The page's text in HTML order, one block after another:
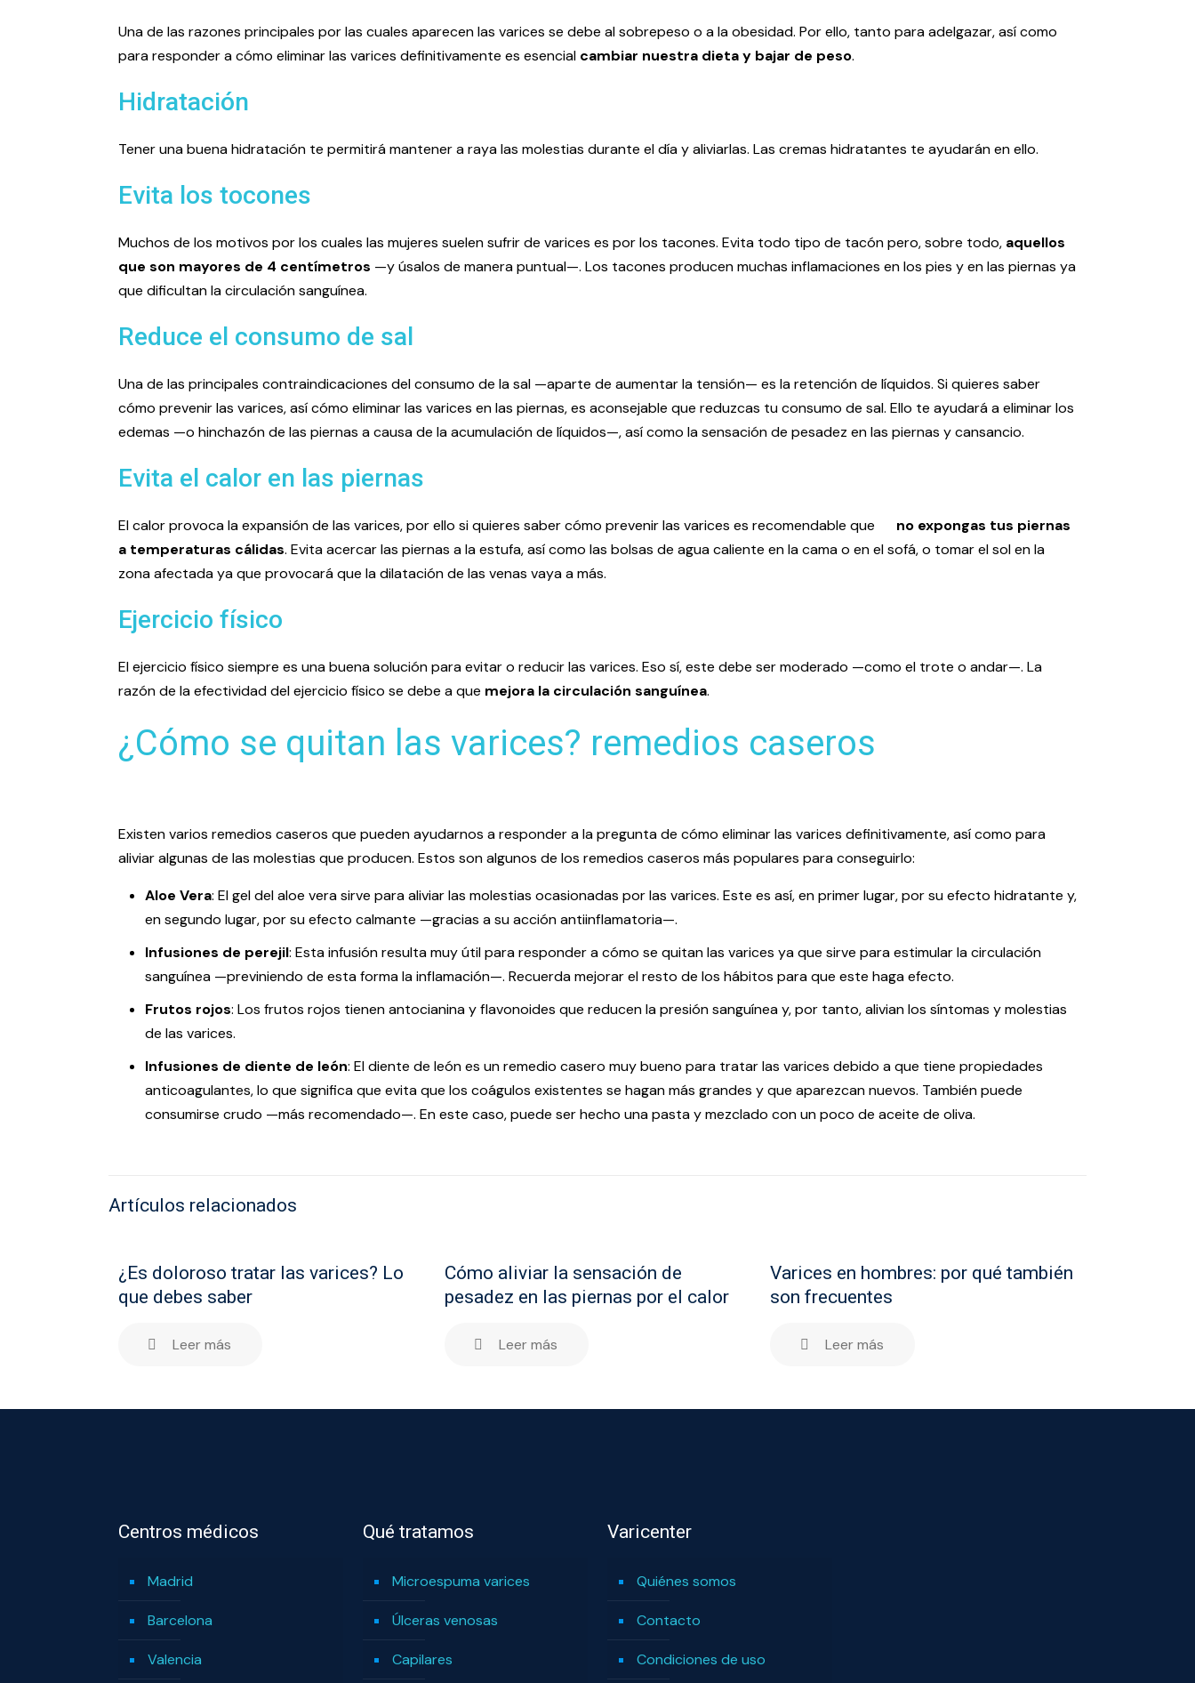
Una de las razones principales por las cuales aparecen las varices se debe al sobrepeso o a la obesidad. Por ello, tanto para adelgazar, así como
para responder a cómo eliminar las varices definitivamente es esencial cambiar nuestra dieta y bajar de peso.
Hidratación
Tener una buena hidratación te permitirá mantener a raya las molestias durante el día y aliviarlas. Las cremas hidratantes te ayudarán en ello.
Evita los tocones
Muchos de los motivos por los cuales las mujeres suelen sufrir de varices es por los tacones. Evita todo tipo de tacón pero, sobre todo, aquellos
que son mayores de 4 centímetros —y úsalos de manera puntual—. Los tacones producen muchas inflamaciones en los pies y en las piernas ya
que dificultan la circulación sanguínea.
Reduce el consumo de sal
Una de las principales contraindicaciones del consumo de la sal —aparte de aumentar la tensión— es la retención de líquidos. Si quieres saber
cómo prevenir las varices, así cómo eliminar las varices en las piernas, es aconsejable que reduzcas tu consumo de sal. Ello te ayudará a eliminar los
edemas —o hinchazón de las piernas a causa de la acumulación de líquidos—, así como la sensación de pesadez en las piernas y cansancio.
Evita el calor en las piernas
El calor provoca la expansión de las varices, por ello si quieres saber cómo prevenir las varices es recomendable que no expongas tus piernas
a temperaturas cálidas. Evita acercar las piernas a la estufa, así como las bolsas de agua caliente en la cama o en el sofá, o tomar el sol en la
zona afectada ya que provocará que la dilatación de las venas vaya a más.
Ejercicio físico
El ejercicio físico siempre es una buena solución para evitar o reducir las varices. Eso sí, este debe ser moderado —como el trote o andar—. La
razón de la efectividad del ejercicio físico se debe a que mejora la circulación sanguínea.
¿Cómo se quitan las varices? remedios caseros
Existen varios remedios caseros que pueden ayudarnos a responder a la pregunta de cómo eliminar las varices definitivamente, así como para
aliviar algunas de las molestias que producen. Estos son algunos de los remedios caseros más populares para conseguirlo:
Aloe Vera: El gel del aloe vera sirve para aliviar las molestias ocasionadas por las varices. Este es así, en primer lugar, por su efecto hidratante y,
en segundo lugar, por su efecto calmante —gracias a su acción antiinflamatoria—.
Infusiones de perejil: Esta infusión resulta muy útil para responder a cómo se quitan las varices ya que sirve para estimular la circulación
sanguínea —previniendo de esta forma la inflamación—. Recuerda mejorar el resto de los hábitos para que este haga efecto.
Frutos rojos: Los frutos rojos tienen antocianina y flavonoides que reducen la presión sanguínea y, por tanto, alivian los síntomas y molestias
de las varices.
Infusiones de diente de león: El diente de león es un remedio casero muy bueno para tratar las varices debido a que tiene propiedades
anticoagulantes, lo que significa que evita que los coágulos existentes se hagan más grandes y que aparezcan nuevos. También puede
consumirse crudo —más recomendado—. En este caso, puede ser hecho una pasta y mezclado con un poco de aceite de oliva.
Artículos relacionados
¿Es doloroso tratar las varices? Lo
que debes saber
Leer más
Cómo aliviar la sensación de
pesadez en las piernas por el calor
Leer más
Varices en hombres: por qué también
son frecuentes
Leer más
Centros médicos
Madrid
Barcelona
Valencia
Qué tratamos
Microespuma varices
Úlceras venosas
Capilares
Varicenter
Quiénes somos
Contacto
Condiciones de uso